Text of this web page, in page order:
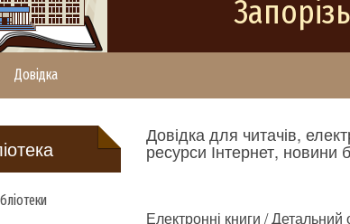
Довідка
Довідка для читачів,
ресурси Інтернет, новини
Електронні книги / Детальний